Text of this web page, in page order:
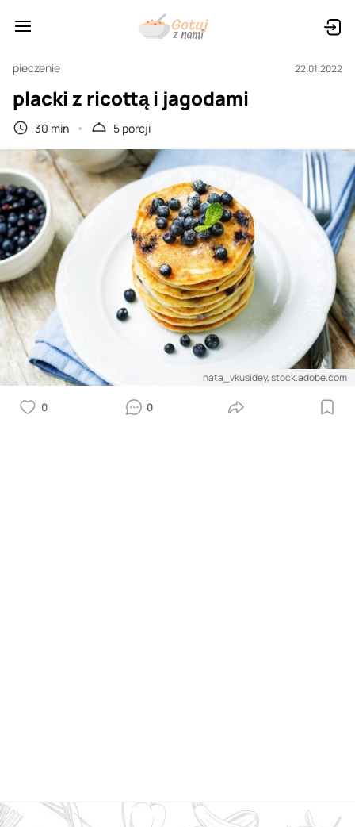
pieczenie 22.01.2022
placki z ricottą i jagodami
30 min 5 porcji
nata_vkusidey, stock.adobe.com
0 0